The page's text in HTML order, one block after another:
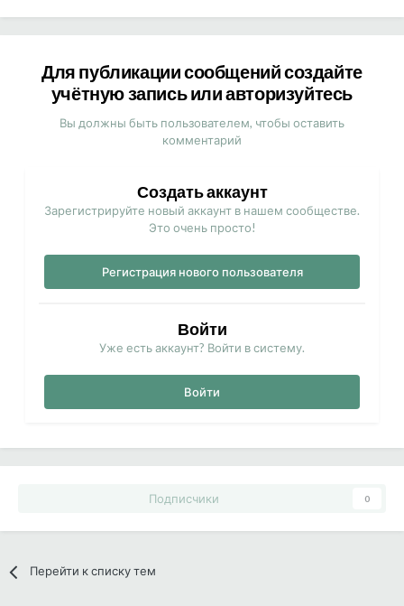
Для публикации сообщений создайте
учётную запись или авторизуйтесь
Вы должны быть пользователем, чтобы оставить
комментарий
Создать аккаунт
Зарегистрируйте новый аккаунт в нашем сообществе.
Это очень просто!
Регистрация нового пользователя
Войти
Уже есть аккаунт? Войти в систему.
Войти
Подписчики 0
Перейти к списку тем